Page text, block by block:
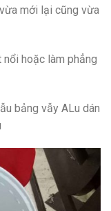
mới lại cũng vừa
hoặc làm phẳng
bảng vẫy ALu dán